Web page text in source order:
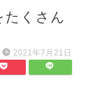
たくさん
2021年7月21日